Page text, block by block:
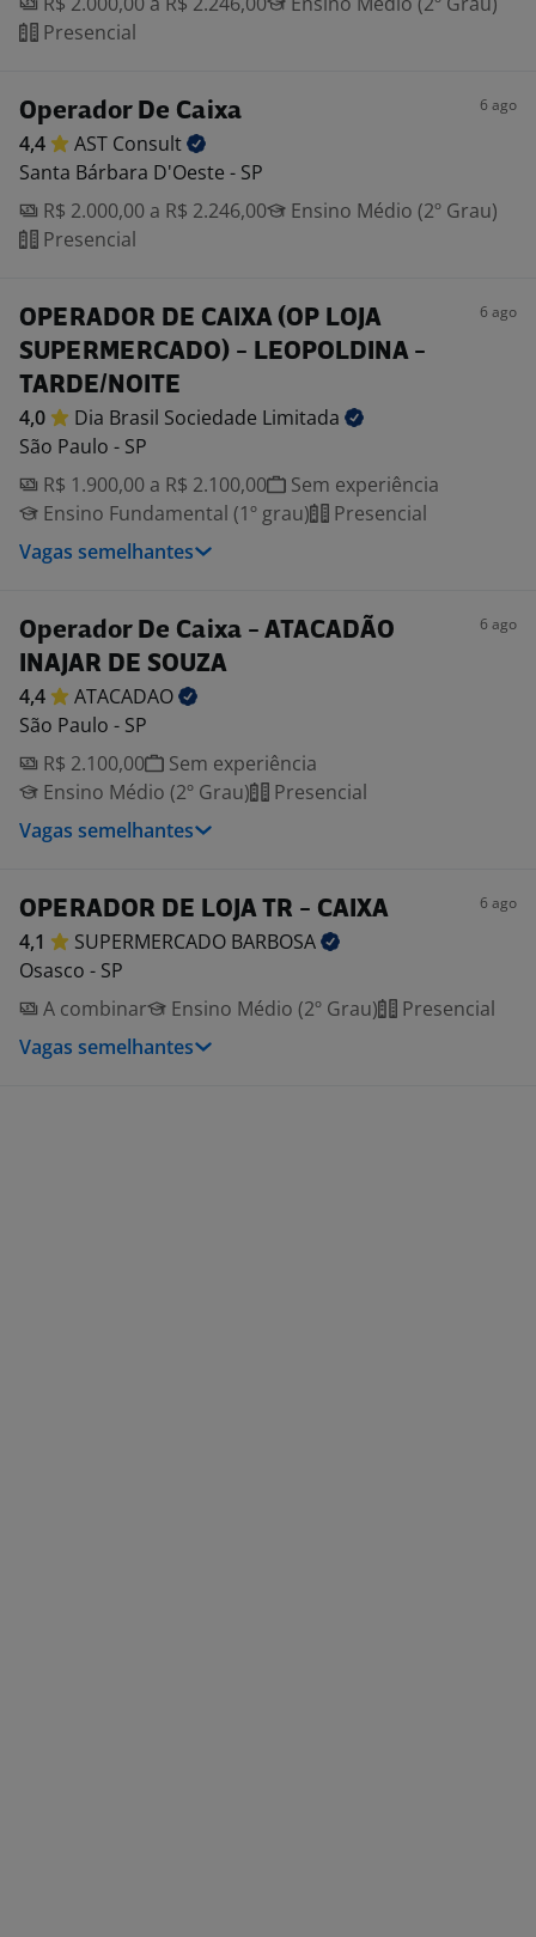
Presencial
Operador De Caixa 6 ago
4,4 AST Consult
Santa Bárbara D'Oeste - SP
R$ 2.000,00 a R$ 2.246,00
Ensino Médio (2º Grau)
Presencial
OPERADOR DE CAIXA (OP LOJA
SUPERMERCADO) - LEOPOLDINA -
TARDE/NOITE
6 ago
4,0 Dia Brasil Sociedade Limitada
São Paulo - SP
R$ 1.900,00 a R$ 2.100,00
Sem experiência
Ensino Fundamental (1º grau)
Presencial
Vagas semelhantes
Operador De Caixa - ATACADÃO
INAJAR DE SOUZA
6 ago
4,4
ATACADAO
São Paulo - SP
R$ 2.100,00
Sem experiência
Ensino Médio (2º Grau)
Presencial
Vagas semelhantes
OPERADOR DE LOJA TR - CAIXA 6 ago
4,1 SUPERMERCADO BARBOSA
Osasco - SP
A combinar
Ensino Médio (2º Grau)
Presencial
Vagas semelhantes